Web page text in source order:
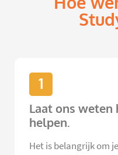
1
Laat ons weten
helpen.
Het is belangrijk om